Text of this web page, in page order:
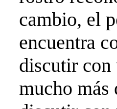
cambio, el
encuentra
discutir con
mucho